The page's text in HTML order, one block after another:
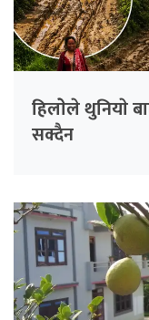
हिलाेेले थुनियाे
सक्दैन